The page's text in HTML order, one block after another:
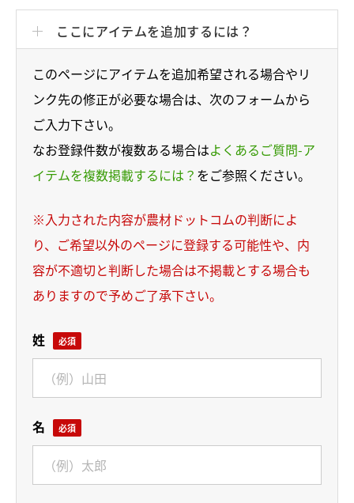
ここにアイテムを追加するには？
このページにアイテムを追加希望される場合やリ
ンク先の修正が必要な場合は、次のフォームから
ご入力下さい。
なお登録件数が複数ある場合はよくあるご質問-ア
イテムを複数掲載するには？ をご参照ください。
※入力された内容が農材ドットコムの判断によ
り、ご希望以外のページに登録する可能性や、内
容が不適切と判断した場合は不掲載とする場合も
ありますので予めご了承下さい。
姓
名